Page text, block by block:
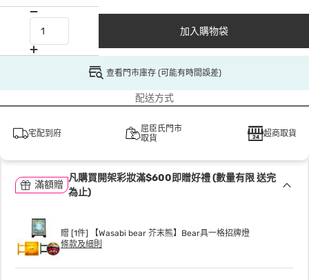
加入購物袋
查看門市庫存 (可能有時間誤差)
配送方式
宅配到府
屈臣氏門市
取貨
超商取貨
滿額贈
凡購買開架彩妝滿$600即贈好禮 (數量有限 送完
為止)
贈 [1件] 【Wasabi bear 芥末熊】Bear具一格招牌燈
條款及細則